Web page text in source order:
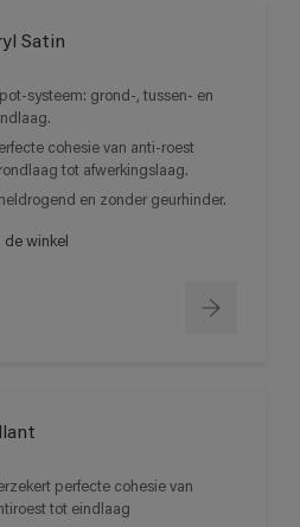
Satin
systeem: grond-, tussen- en
cohesie van anti-roest
tot afwerkingslaag.
en zonder geurhinder.
de winkel
perfecte cohesie van
tot eindlaag